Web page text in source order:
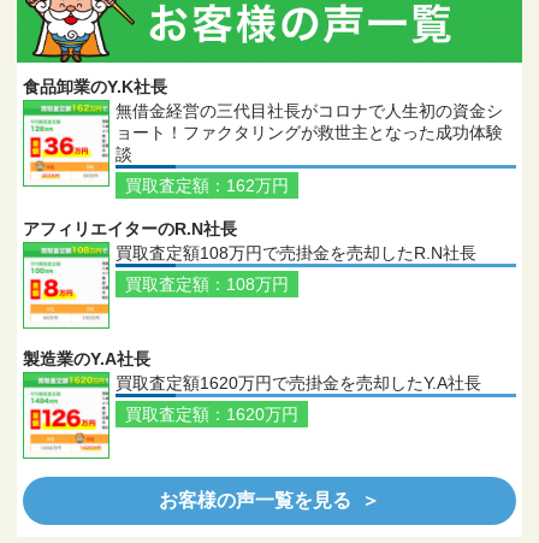
食品卸業のY.K社長
無借金経営の三代目社長がコロナで人生初の資金シ
ョート！ファクタリングが救世主となった成功体験
談
買取査定額：162万円
アフィリエイターのR.N社長
買取査定額108万円で売掛金を売却したR.N社長
買取査定額：108万円
製造業のY.A社長
買取査定額1620万円で売掛金を売却したY.A社長
買取査定額：1620万円
お客様の声一覧を見る ＞